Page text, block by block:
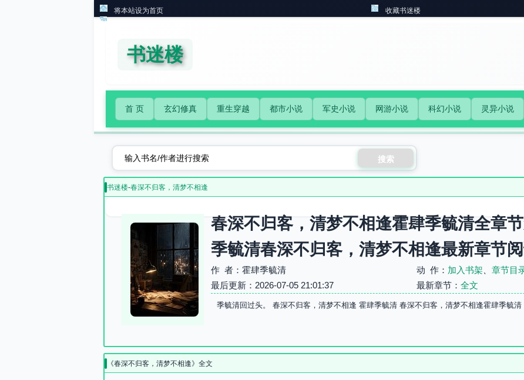
将本站设为首页 收藏书迷楼
书迷楼
首 页 玄幻修真 重生穿越 都市小说 军史小说 网游小说 科幻小说 灵异小说
搜索
书迷楼-春深不归客，清梦不相逢
春深不归客，清梦不相逢霍肆季毓清全章
季毓清春深不归客，清梦不相逢最新章节
作 者：霍肆季毓清 动 作： 加入书架 章节目
最后更新：2026-07-05 21:01:37
最新章节： 全文
季毓清回过头。 春深不归客，清梦不相逢 霍肆季毓清 春深不归客，清梦不相逢霍肆季毓清
《春深不归客，清梦不相逢》全文